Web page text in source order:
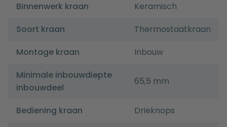
Binnenwerk kraan
Keramisch
Soort kraan
Thermostaatkraan
Montage kraan
Inbouw
Minimale inbouwdiepte
inbouwdeel
65,5 mm
Bediening kraan
Drieknops